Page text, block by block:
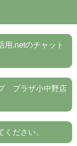
用.netのチャット
プラザ小中野店
ください。